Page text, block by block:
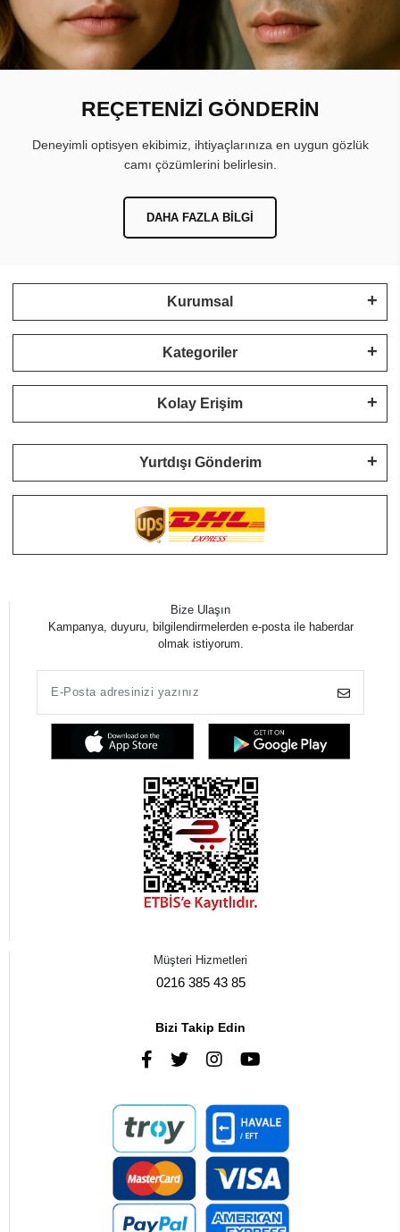
REÇETENİZİ GÖNDERİN
Deneyimli optisyen ekibimiz, ihtiyaçlarınıza en uygun gözlük
camı çözümlerini belirlesin.
DAHA FAZLA BILGI
Kurumsal
Kategoriler
Kolay Erişim
Yurtdışı Gönderim
Bize Ulaşın
Kampanya, duyuru, bilgilendirmelerden e-posta ile haberdar
olmak istiyorum.
Müşteri Hizmetleri
0216 385 43 85
Bizi Takip Edin